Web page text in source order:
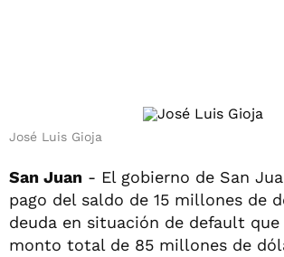
José Luis Gioja
San Juan - El gobierno de San
pago del saldo de 15 millones de
deuda en situación de default
monto total de 85 millones de